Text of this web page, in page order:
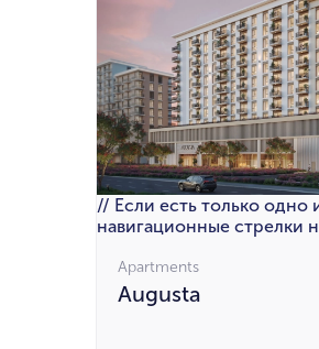
// Если есть только одно
навигационные стрелки
Apartments
Augusta